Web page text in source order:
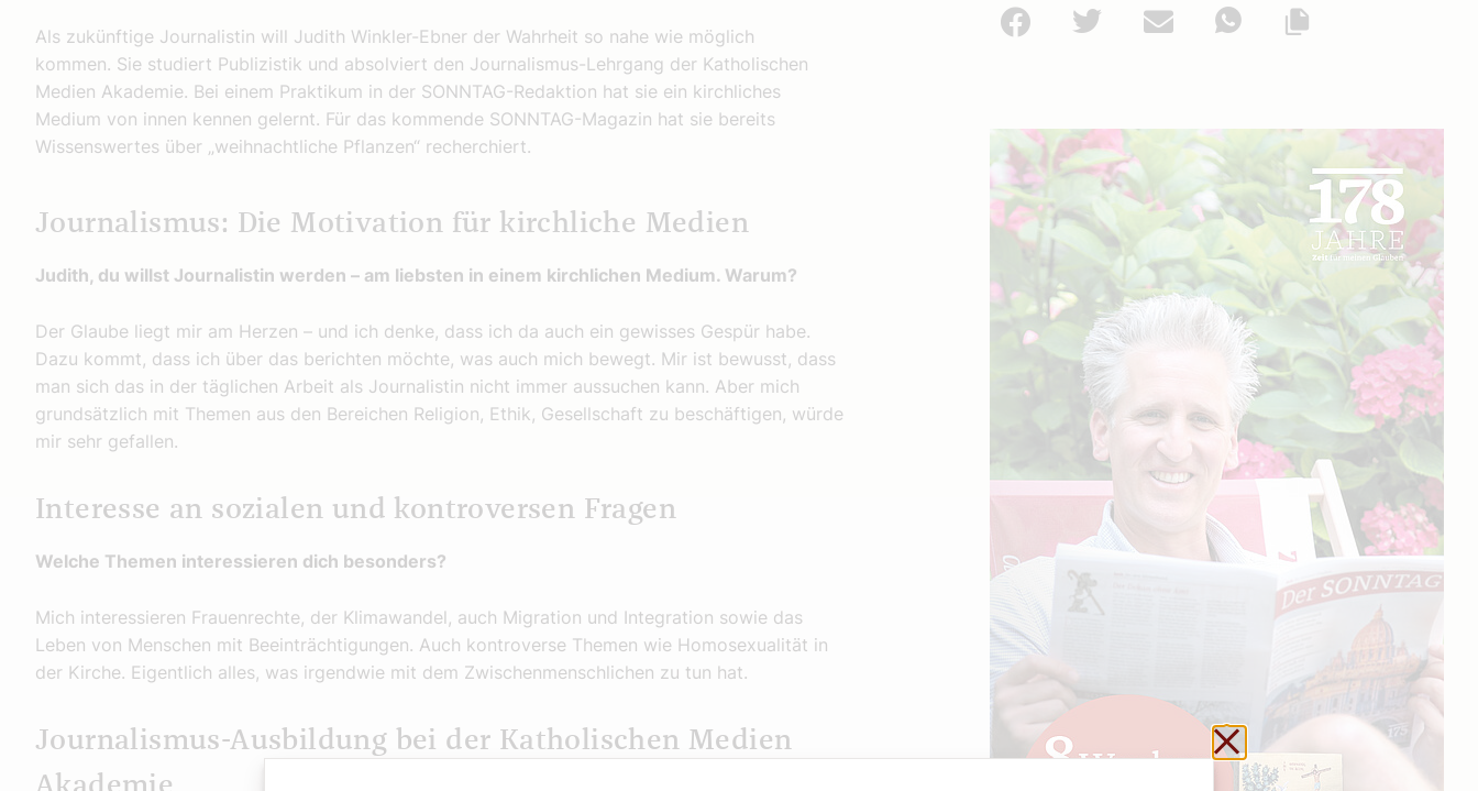
Als zukünftige Journalistin will Judith Winkler-Ebner der Wahrheit so nahe wie möglich
kommen. Sie studiert Publizistik und absolviert den Journalismus-Lehrgang der Katholischen
Medien Akademie. Bei einem Praktikum in der SONNTAG-Redaktion hat sie ein kirchliches
Medium von innen kennen gelernt. Für das kommende SONNTAG-Magazin hat sie bereits
Wissenswertes über „weihnachtliche Pflanzen“ recherchiert.
Journalismus: Die Motivation für kirchliche Medien
Judith, du willst Journalistin werden – am liebsten in einem kirchlichen Medium. Warum?
Der Glaube liegt mir am Herzen – und ich denke, dass ich da auch ein gewisses Gespür habe.
Dazu kommt, dass ich über das berichten möchte, was auch mich bewegt. Mir ist bewusst, dass
man sich das in der täglichen Arbeit als Journalistin nicht immer aussuchen kann. Aber mich
grundsätzlich mit Themen aus den Bereichen Religion, Ethik, Gesellschaft zu beschäftigen, würde
mir sehr gefallen.
Interesse an sozialen und kontroversen Fragen
Welche Themen interessieren dich besonders?
Mich interessieren Frauenrechte, der Klimawandel, auch Migration und Integration sowie das
Leben von Menschen mit Beeinträchtigungen. Auch kontroverse Themen wie Homosexualität in
der Kirche. Eigentlich alles, was irgendwie mit dem Zwischenmenschlichen zu tun hat.
Journalismus-Ausbildung bei der Katholischen Medien
Facebook
Twitter Mail
WhatsApp
Schließen ohne zu